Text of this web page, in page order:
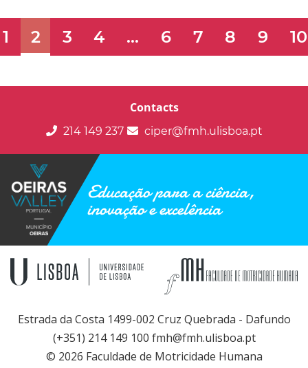
1 2 3 4 ... 6 7 8 9 10
Contacts
214 149 237 ciper@fmh.ulisboa.pt
Educação para a ciência,
inovação e excelência
Estrada da Costa 1499-002 Cruz Quebrada - Dafundo
(+351) 214 149 100 fmh@fmh.ulisboa.pt
© 2026 Faculdade de Motricidade Humana